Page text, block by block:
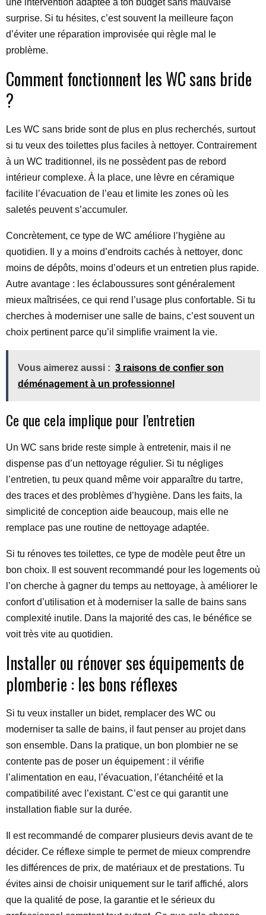
surprise. Si tu hésites, c’est souvent la meilleure façon
d’éviter une réparation improvisée qui règle mal le
problème.
Comment fonctionnent les WC sans bride
?
Les WC sans bride sont de plus en plus recherchés, surtout
si tu veux des toilettes plus faciles à nettoyer. Contrairement
à un WC traditionnel, ils ne possèdent pas de rebord
intérieur complexe. À la place, une lèvre en céramique
facilite l’évacuation de l’eau et limite les zones où les
saletés peuvent s’accumuler.
Concrètement, ce type de WC améliore l’hygiène au
quotidien. Il y a moins d’endroits cachés à nettoyer, donc
moins de dépôts, moins d’odeurs et un entretien plus rapide.
Autre avantage : les éclaboussures sont généralement
mieux maîtrisées, ce qui rend l’usage plus confortable. Si tu
cherches à moderniser une salle de bains, c’est souvent un
choix pertinent parce qu’il simplifie vraiment la vie.
Vous aimerez aussi : 3 raisons de confier son
déménagement à un professionnel
Ce que cela implique pour l’entretien
Un WC sans bride reste simple à entretenir, mais il ne
dispense pas d’un nettoyage régulier. Si tu négliges
l’entretien, tu peux quand même voir apparaître du tartre,
des traces et des problèmes d’hygiène. Dans les faits, la
simplicité de conception aide beaucoup, mais elle ne
remplace pas une routine de nettoyage adaptée.
Si tu rénoves tes toilettes, ce type de modèle peut être un
bon choix. Il est souvent recommandé pour les logements où
l’on cherche à gagner du temps au nettoyage, à améliorer le
confort d’utilisation et à moderniser la salle de bains sans
complexité inutile. Dans la majorité des cas, le bénéfice se
voit très vite au quotidien.
Installer ou rénover ses équipements de
plomberie : les bons réflexes
Si tu veux installer un bidet, remplacer des WC ou
moderniser ta salle de bains, il faut penser au projet dans
son ensemble. Dans la pratique, un bon plombier ne se
contente pas de poser un équipement : il vérifie
l’alimentation en eau, l’évacuation, l’étanchéité et la
compatibilité avec l’existant. C’est ce qui garantit une
installation fiable sur la durée.
Il est recommandé de comparer plusieurs devis avant de te
décider. Ce réflexe simple te permet de mieux comprendre
les différences de prix, de matériaux et de prestations. Tu
évites ainsi de choisir uniquement sur le tarif affiché, alors
que la qualité de pose, la garantie et le sérieux du